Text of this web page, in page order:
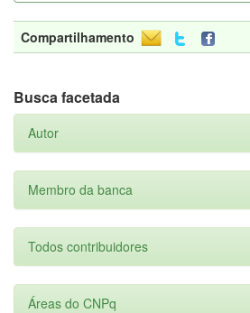
Compartilhamento
Busca facetada
Autor
Membro da banca
Todos contribuidores
Áreas do CNPq